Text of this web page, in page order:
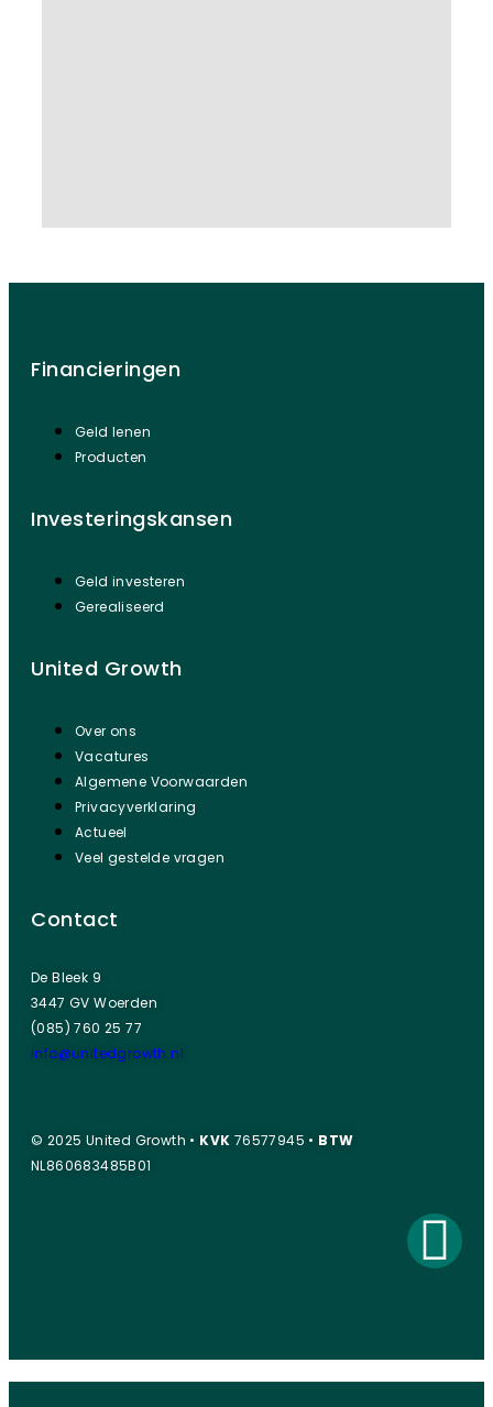
Financieringen
Geld lenen
Producten
Investeringskansen
Geld investeren
Gerealiseerd
United Growth
Over ons
Vacatures
Algemene Voorwaarden
Privacyverklaring
Actueel
Veel gestelde vragen
Contact
De Bleek 9
3447 GV Woerden
(085) 760 25 77
info@unitedgrowth.nl
© 2025 United Growth • KVK 76577945 • BTW
NL860683485B01